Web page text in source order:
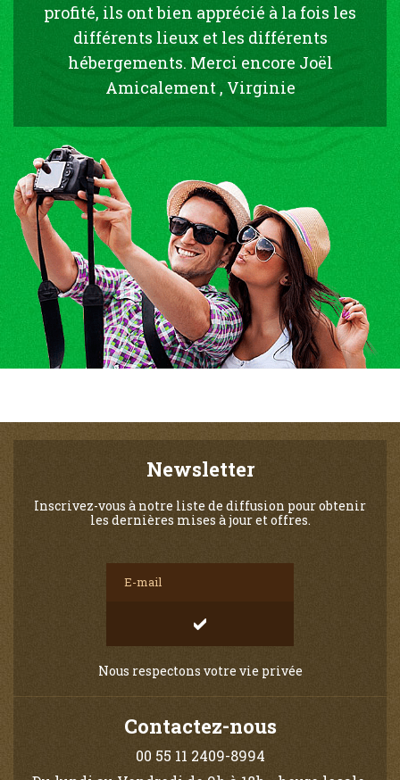
profité, ils ont bien apprécié à la fois les
différents lieux et les différents
hébergements. Merci encore Joël
Amicalement , Virginie
Newsletter
Inscrivez-vous à notre liste de diffusion pour obtenir
les dernières mises à jour et offres.
Nous respectons votre vie privée
Contactez-nous
00 55 11 2409-8994